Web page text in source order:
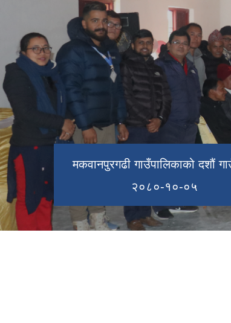
मकवानपुरगढी गाउँपालिकाको दशौं
२०८०-१०-०५
ऐतिहासिक प्रस्तावित ढुंगेगढी
मनकामना मन्दिर
सहिद रुद्रबहादुर पाख्रिन स्‍मृति